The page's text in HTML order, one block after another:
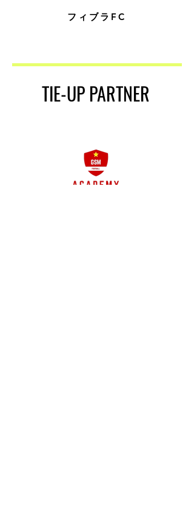
​フィブラFC
​TIE-UP PARTNER